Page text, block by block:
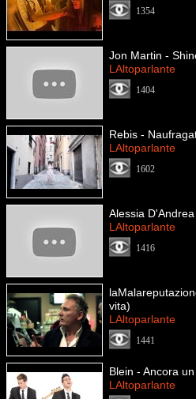
1354
Jon Martin -
LAltoparlante
1404
Rebis -
LAltoparlante
1602
Alessia
LAltoparlante
1416
vita)
LAltoparlante
1441
Blein - Ancora
LAltoparlante